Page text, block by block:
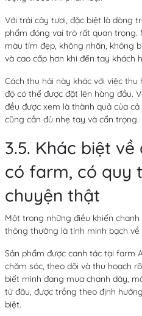
Với trái cây tươi, đặc biệt là dòng
phẩm đóng vai trò rất quan trọng.
màu tím đẹp, không nhăn, không
và cao cấp hơn khi đến tay khách
Cách thu hái này khác với việc
độ có thể được đặt lên hàng đầu.
đều được xem là thành quả của
cũng cần đủ nhẹ tay và cẩn trọng.
3.5. Khác biệt
có farm, có quy
chuyện thật
Một trong những điều khiến
thông thường là tính minh bạch
Sản phẩm được canh tác tại farm
chăm sóc, theo dõi và thu hoạch
biết mình đang mua chanh dây,
từ đâu, được trồng theo định
biệt.